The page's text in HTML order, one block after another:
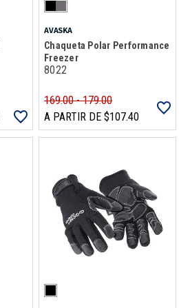
AVASKA
Chaqueta Polar Performance
Freezer
8022
169.00 - 179.00
A PARTIR DE $107.40